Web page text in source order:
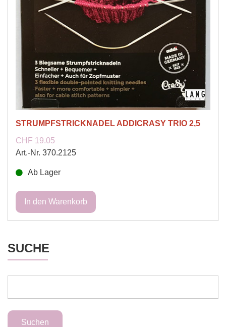
STRUMPFSTRICKNADEL ADDICRASY TRIO 2,5
CHF 19.05
Art.-Nr. 370.2125
Ab Lager
SUCHE